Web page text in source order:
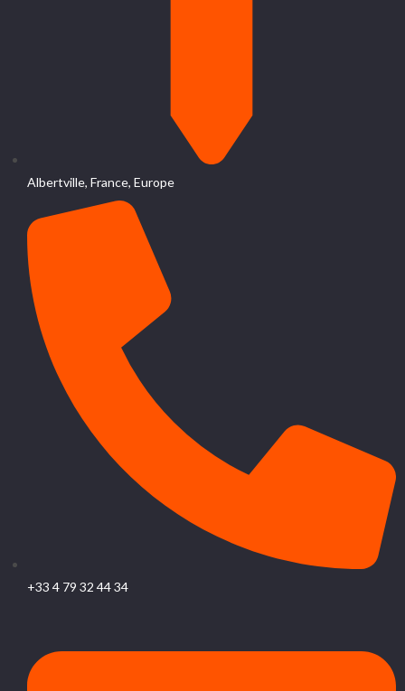
Albertville, France, Europe
+33 4 79 32 44 34